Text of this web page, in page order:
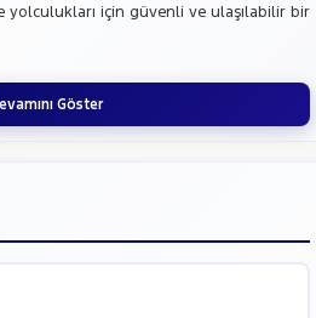
için güvenli ve ulaşılabilir bir
Göster